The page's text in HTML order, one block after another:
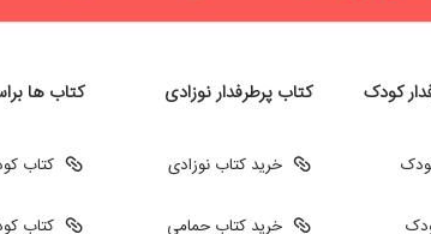
کودک کتاب پرطرفدار نوزادی
خرید کتاب نوزادی
خرید کتاب حمامی
کتاب ها
کتاب کودک 1
کتاب کودک 3